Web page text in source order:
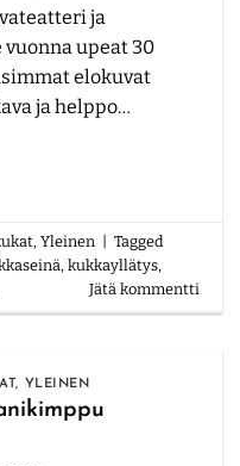
ja
upeat 30
elokuvat
ja helppo…
,Yleinen
Tagged
,kukkayllätys,
Jätä kommentti
, YLEINEN